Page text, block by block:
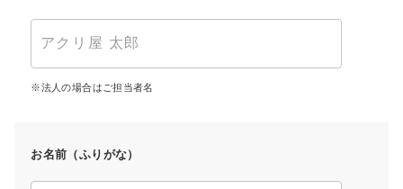
法人の場合はご担当者名
お名前（ふりがな）